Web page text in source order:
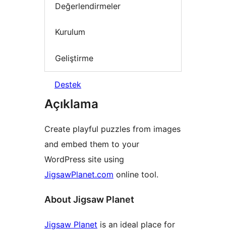
Değerlendirmeler
Kurulum
Geliştirme
Destek
Açıklama
Create playful puzzles from images
and embed them to your
WordPress site using
JigsawPlanet.com online tool.
About Jigsaw Planet
Jigsaw Planet is an ideal place for